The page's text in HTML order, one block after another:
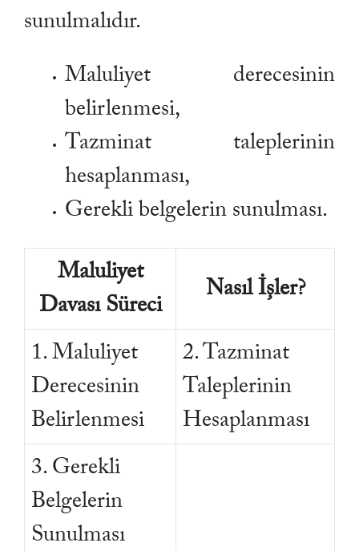
sunulmalıdır.
Maluliyet derecesinin
belirlenmesi,
Tazminat taleplerinin
hesaplanması,
Gerekli belgelerin sunulması.
Maluliyet
Davası Süreci
Nasıl İşler?
1. Maluliyet
Derecesinin
Belirlenmesi
2. Tazminat
Taleplerinin
Hesaplanması
3. Gerekli
Belgelerin
Sunulması